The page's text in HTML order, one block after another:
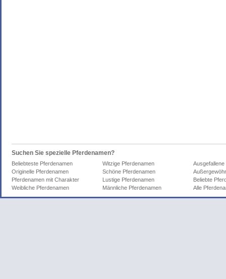
Suchen Sie spezielle Pferdenamen?
Beliebteste Pferdenamen Witzige Pferdenamen
Originelle Pferdenamen
Schöne Pferdenamen
Pferdenamen mit Charakter
Lustige Pferdenamen
Beliebte
Weibliche Pferdenamen
Männliche Pferdenamen Alle